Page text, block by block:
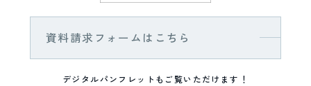
資料請求フォームはこちら
デジタルパンフレットもご覧いただけます！